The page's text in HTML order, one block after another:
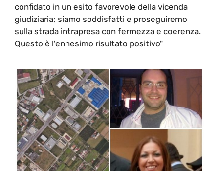
confidato in un esito favorevole della vicenda
giudiziaria; siamo soddisfatti e proseguiremo
sulla strada intrapresa con fermezza e coerenza.
Questo è l'ennesimo risultato positivo"